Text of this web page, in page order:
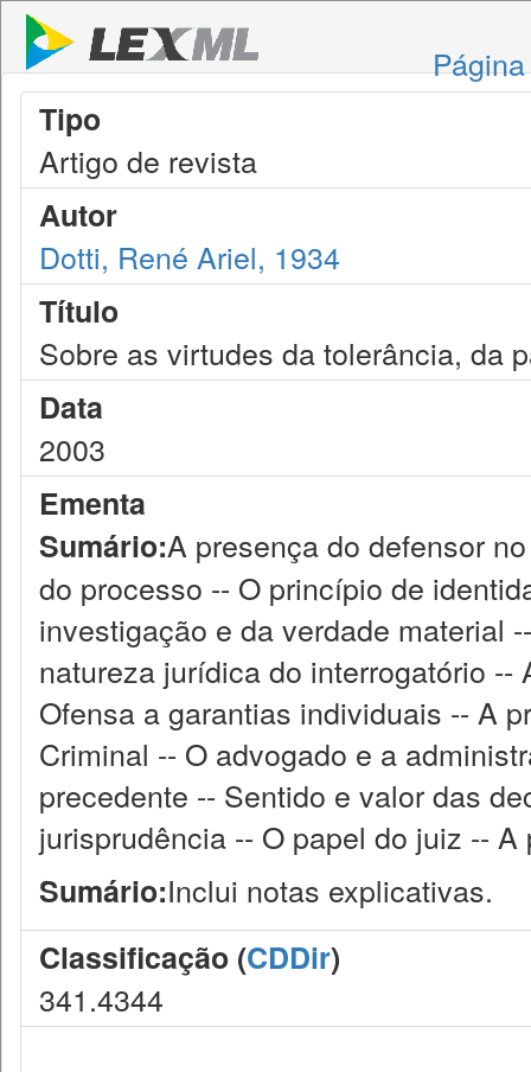
Tipo
Artigo de revista
Autor
Dotti, René Ariel, 1934
Título
Sobre as virtudes da tolerância, da
Data
2003
Ementa
Sumário:A presença do defensor
do processo -- O princípio de
investigação e da verdade material
natureza jurídica do interrogatório
Ofensa a garantias individuais -- A
Criminal -- O advogado e a
precedente -- Sentido e valor das
jurisprudência -- O papel do juiz --
Sumário:Inclui notas explicativas.
Classificação (CDDir)
341.4344